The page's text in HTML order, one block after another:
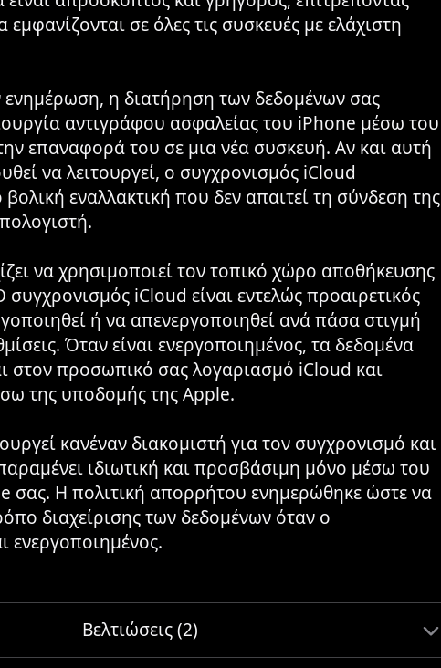
εμφανίζονται σε όλες τις συσκευές με ελάχιστη
η διατήρηση των δεδομένων σας
αντιγράφου ασφαλείας του iPhone μέσω του
επαναφορά του σε μια νέα συσκευή. Αν και αυτή
να λειτουργεί, ο συγχρονισμός iCloud
εναλλακτική που δεν απαιτεί τη σύνδεση της
να χρησιμοποιεί τον τοπικό χώρο αποθήκευσης
iCloud είναι εντελώς προαιρετικός
ή να απενεργοποιηθεί ανά πάσα στιγμή
Όταν είναι ενεργοποιημένος, τα δεδομένα
στον προσωπικό σας λογαριασμό iCloud και
της υποδομής της Apple.
κανέναν διακομιστή για τον συγχρονισμό και
ιδιωτική και προσβάσιμη μόνο μέσω του
σας. Η πολιτική απορρήτου ενημερώθηκε ώστε να
διαχείρισης των δεδομένων όταν ο
ενεργοποιημένος.
Βελτιώσεις (2)